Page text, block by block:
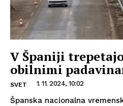
V Španiji
obilnimi
SVET 1. 11. 2024, 10:02
Španska nacionalna